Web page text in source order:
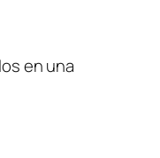
en una